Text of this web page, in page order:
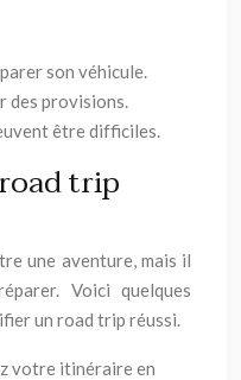
son véhicule.
des provisions.
être difficiles.
trip
une aventure, mais il
Voici quelques
un road trip réussi.
votre itinéraire en